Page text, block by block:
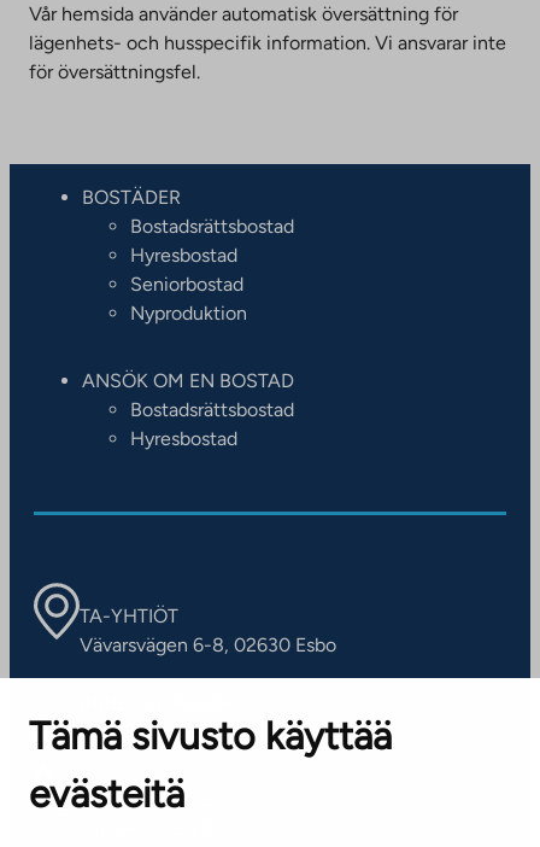
Tämä sivusto käyttää
evästeitä
Vår hemsida använder automatisk översättning för
lägenhets- och husspecifik information. Vi ansvarar inte
för översättningsfel.
BOSTÄDER
Bostadsrättsbostad
Hyresbostad
Seniorbostad
Nyproduktion
ANSÖK OM EN BOSTAD
Bostadsrättsbostad
Hyresbostad
TA-YHTIÖT
Vävarsvägen 6-8, 02630 Esbo
Kontaktinformation
KUNDSERVICE